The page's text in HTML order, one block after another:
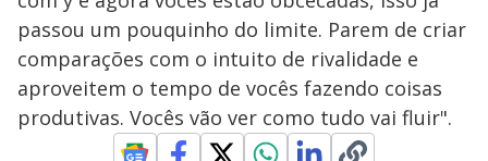
y
V
M
u
d
o
passou um pouquinho do limite. Parem de criar
comparações com o intuito de rivalidade e
aproveitem o tempo de vocês fazendo coisas
produtivas. Vocês vão ver como tudo vai fluir".